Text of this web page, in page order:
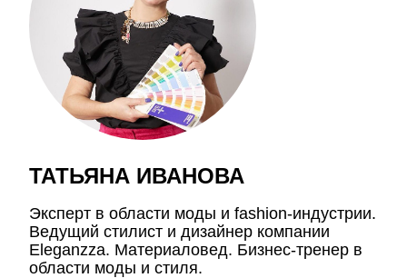
ТАТЬЯНА ИВАНОВА
Эксперт в области моды и fashion-индустрии.
Ведущий стилист и дизайнер компании
Eleganzza. Материаловед. Бизнес-тренер в
области моды и стиля.